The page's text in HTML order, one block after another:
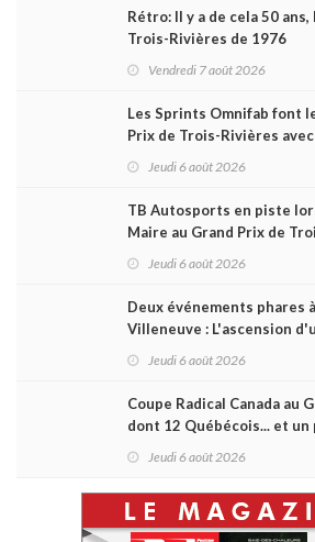
Rétro: Il y a de cela 50
Trois-Rivières de 1976
Vendredi 7 août 2026
Les Sprints Omnifab font
Prix de Trois-Rivières
Jeudi 6 août 2026
TB Autosports en piste
Maire au Grand Prix de
Jeudi 6 août 2026
Deux événements phares
Villeneuve : L'ascension
Jeudi 6 août 2026
Coupe Radical Canada au
dont 12 Québécois... et un
Jeudi 6 août 2026